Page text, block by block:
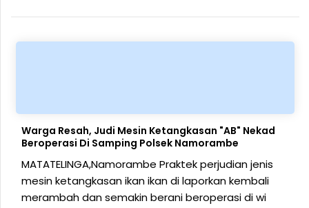
Warga Resah, Judi Mesin Ketangkasan "AB" Nekad
Beroperasi Di Samping Polsek Namorambe
MATATELINGA,Namorambe Praktek perjudian jenis
mesin ketangkasan ikan ikan di laporkan kembali
merambah dan semakin berani beroperasi di wi